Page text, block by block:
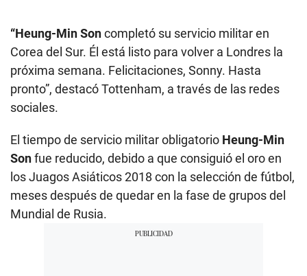
“Heung-Min Soncompletó su servicio militar en
Corea del Sur. Él está listo para volver a Londres la
próxima semana. Felicitaciones, Sonny. Hasta
pronto”, destacó Tottenham, a través de las redes
sociales.
El tiempo de servicio militar obligatorio Heung-Min
Sonfue reducido, debido a que consiguió el oro en
los Juagos Asiáticos 2018 con la selección de fútbol,
meses después de quedar en la fase de grupos del
Mundial de Rusia.